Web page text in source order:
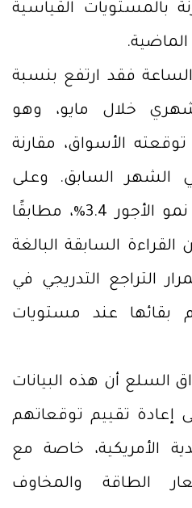
بالمستويات القياسية
فقد ارتفع بنسبة
خلال مايو، وهو
الأسواق، مقارنة
بلغت 0.2% في الشهر السابق. وعلى
أساس سنوي، سجل نمو الأجور 3.4%، مطابقًا
السابقة البالغة
التراجع التدريجي في
بقائها عند مستويات
السلع أن هذه البيانات
إعادة تقييم توقعاتهم
الأمريكية، خاصة مع
الطاقة والمخاوف